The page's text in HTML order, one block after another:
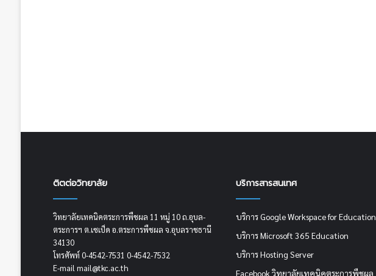
ติตต่อวิทยาลัย
วิทยาลัยเทคนิคตระการพืชผล 11 หมู่ 10 ถ.อุบล-
ตระการฯ ต.เซเป็ด อ.ตระการพืชผล จ.อุบลราชธานี
34130
โทรศัพท์ 0-4542-7531 0-4542-7532
E-mail mail@tkc.ac.th
บริการสารสนเทศ
บริการ Google Workspace for Education
บริการ Microsoft 365 Education
บริการ Hosting Server
Facebook วิทยาลัยเทคนิคตระการพืชผล